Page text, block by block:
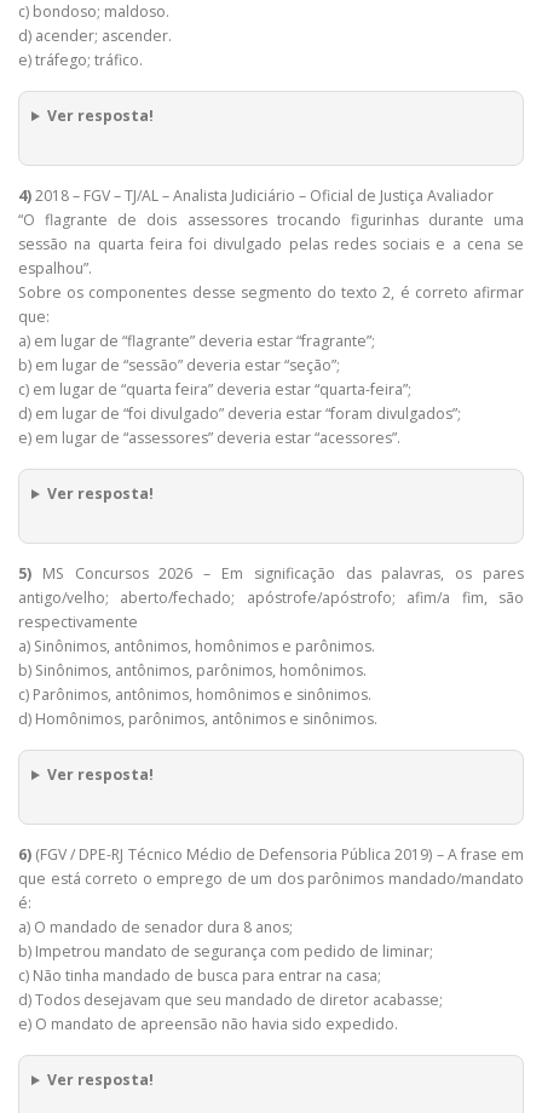
c) bondoso; maldoso.
d) acender; ascender.
e) tráfego; tráfico.
Ver resposta!
4)2018 – FGV – TJ/AL – Analista Judiciário – Oficial de Justiça Avaliador
“O flagrante de dois assessores trocando figurinhas durante uma
sessão na quarta feira foi divulgado pelas redes sociais e a cena se
espalhou”.
Sobre os componentes desse segmento do texto 2, é correto afirmar
que:
a) em lugar de “flagrante” deveria estar “fragrante”;
b) em lugar de “sessão” deveria estar “seção”;
c) em lugar de “quarta feira” deveria estar “quarta-feira”;
d) em lugar de “foi divulgado” deveria estar “foram divulgados”;
e) em lugar de “assessores” deveria estar “acessores”.
Ver resposta!
5) MS Concursos 2026 – Em significação das palavras, os pares
antigo/velho; aberto/fechado; apóstrofe/apóstrofo; afim/a fim, são
respectivamente
a) Sinônimos, antônimos, homônimos e parônimos.
b) Sinônimos, antônimos, parônimos, homônimos.
c) Parônimos, antônimos, homônimos e sinônimos.
d) Homônimos, parônimos, antônimos e sinônimos.
Ver resposta!
6) (FGV / DPE-RJ Técnico Médio de Defensoria Pública 2019) – A frase em
que está correto o emprego de um dos parônimos mandado/mandato
é:
a) O mandado de senador dura 8 anos;
b) Impetrou mandato de segurança com pedido de liminar;
c) Não tinha mandado de busca para entrar na casa;
d) Todos desejavam que seu mandado de diretor acabasse;
e) O mandato de apreensão não havia sido expedido.
Ver resposta!